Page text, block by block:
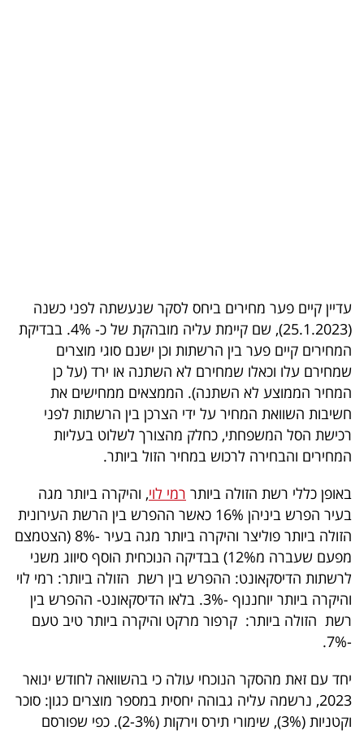
פודקאסט
40
UNDER
40
שיתופי
פעולה
דרושים
ניוזלטרים
מייל
אדום
עדיין קיים פער מחירים ביחס לסקר שנעשתה לפני כשנה
(25.1.2023), שם קיימת עליה מובהקת של כ- 4%. בבדיקת
המחירים קיים פער בין הרשתות וכן ישנם סוגי מוצרים
שמחירם עלו וכאלו שמחירם לא השתנה או ירד (על כן
המחיר הממוצע לא השתנה). הממצאים ממחישים את
חשיבות השוואת המחיר על ידי הצרכן בין הרשתות לפני
רכישת הסל המשפחתי, כחלק מהצורך לשלוט בעליות
המחירים והבחירה לרכוש במחיר הזול ביותר.
באופן כללי רשת הזולה ביותר רמי לוי, והיקרה ביותר מגה
בעיר הפרש ביניהן 16% כאשר ההפרש בין הרשת העירונית
הזולה ביותר פוליצר והיקרה ביותר מגה בעיר -8% (הצטמצם
מפעם שעברה מ12%) בבדיקה הנוכחית הוסף סיווג משני
לרשתות הדיסקאונט: ההפרש בין רשת הזולה ביותר: רמי לוי
והיקרה ביותר יוחננוף -3%. בלאו הדיסקאונט- ההפרש בין
רשת הזולה ביותר: קרפור מרקט והיקרה ביותר טיב טעם
-7%.
יחד עם זאת מהסקר הנוכחי עולה כי בהשוואה לחודש ינואר
2023, נרשמה עליה גבוהה יחסית במספר מוצרים כגון: סוכר
וקטניות (3%), שימורי תירס וירקות (2-3%). כפי שפורסם